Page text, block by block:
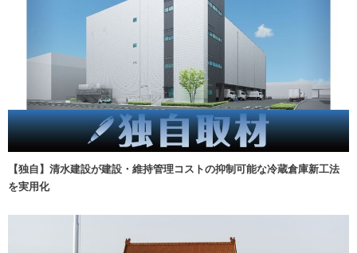
【独自】清水建設が建設・維持管理コストの抑制可能な冷蔵倉庫新工法
を実用化